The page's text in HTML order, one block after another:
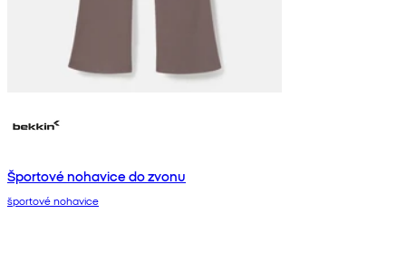
Športové nohavice do zvonu
športové nohavice